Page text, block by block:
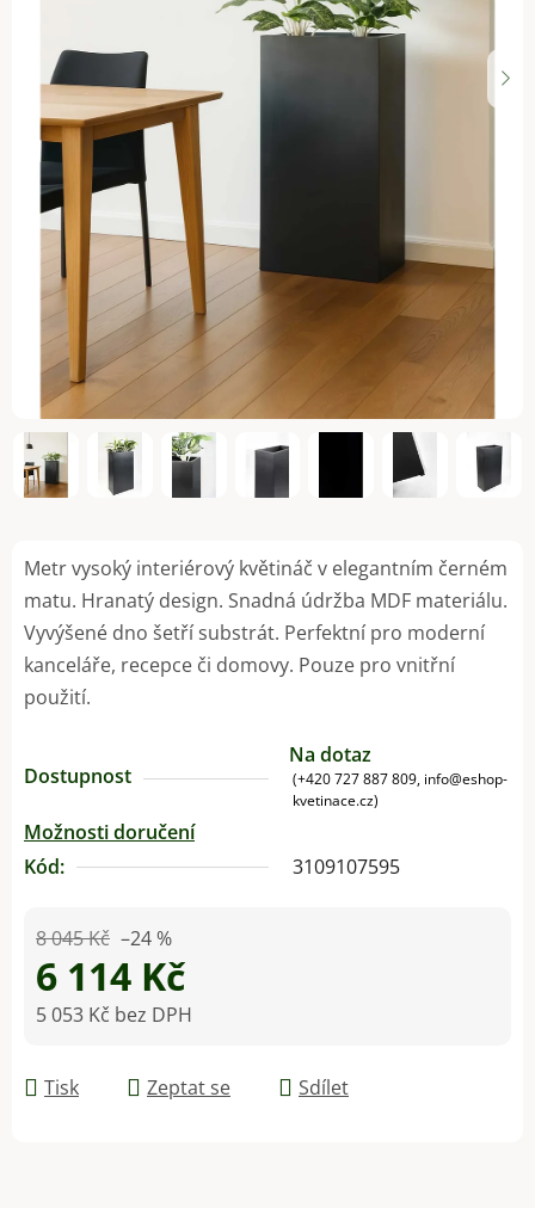
Metr vysoký interiérový květináč v elegantním černém
matu. Hranatý design. Snadná údržba MDF materiálu.
Vyvýšené dno šetří substrát. Perfektní pro moderní
kanceláře, recepce či domovy. Pouze pro vnitřní
použití.
Dostupnost
Na dotaz
(+420 727 887 809, info@eshop-
kvetinace.cz)
Možnosti doručení
Kód:
3109107595
8 045 Kč –24 %
6 114 Kč
5 053 Kč bez DPH
Tisk
Zeptat se Sdílet